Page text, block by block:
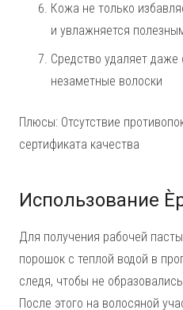
Кожа не только
и увлажняется
Средство удаляет
незаметные волоски
Плюсы: Отсутствие
сертификата качества
Использование
Для получения рабочей
порошок с теплой водой в
следя, чтобы не
После этого на волосяной